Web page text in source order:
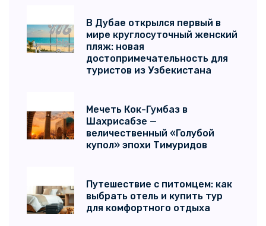
В Дубае открылся первый в
мире круглосуточный женский
пляж: новая
достопримечательность для
туристов из Узбекистана
Мечеть Кок-Гумбаз в
Шахрисабзе —
величественный «Голубой
купол» эпохи Тимуридов
Путешествие с питомцем: как
выбрать отель и купить тур
для комфортного отдыха